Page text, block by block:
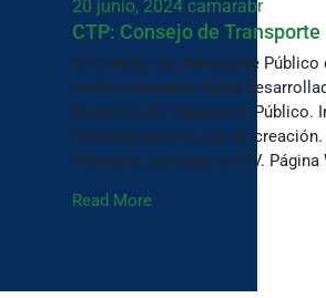
20 junio, 2024 camarabr
CTP: Consejo de
El Consejo de Transporte
tradicionalmente había
Dirección de Transporte
marcados por su Ley de
Palmares, contiguo a RTV.
Read More